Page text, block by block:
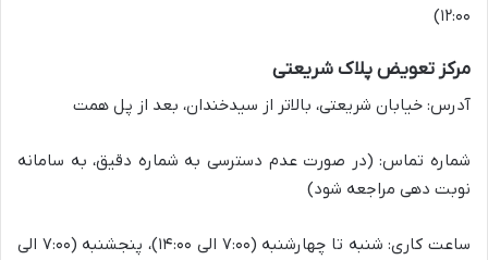
۱۲:۰۰)
مرکز تعویض پلاک شریعتی
آدرس: خیابان شریعتی، بالاتر از سیدخندان، بعد از پل همت
شماره تماس: (در صورت عدم دسترسی به شماره دقیق، به سامانه
نوبت دهی مراجعه شود)
ساعت کاری: شنبه تا چهارشنبه (۷:۰۰ الی ۱۴:۰۰)، پنجشنبه (۷:۰۰ الی